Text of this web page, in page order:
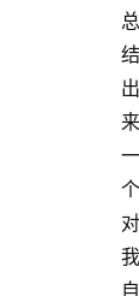
总
结
出
来
一
个
对
我
自